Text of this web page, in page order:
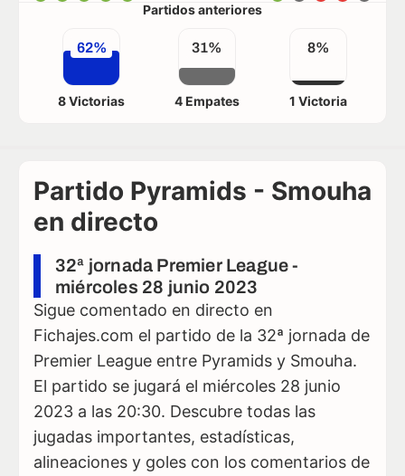
Partidos anteriores
62%
8 Victorias
31%
4 Empates
8%
1 Victoria
Partido Pyramids - Smouha
en directo
32ª jornada Premier League -
miércoles 28 junio 2023
Sigue comentado en directo en
Fichajes.com el partido de la 32ª jornada de
Premier League entre Pyramids y Smouha.
El partido se jugará el miércoles 28 junio
2023 a las 20:30. Descubre todas las
jugadas importantes, estadísticas,
alineaciones y goles con los comentarios de